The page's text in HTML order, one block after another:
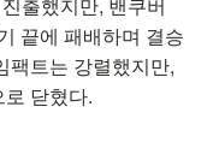
끝에 패배하며 결승
팩트는 강렬했지만,
닫혔다.